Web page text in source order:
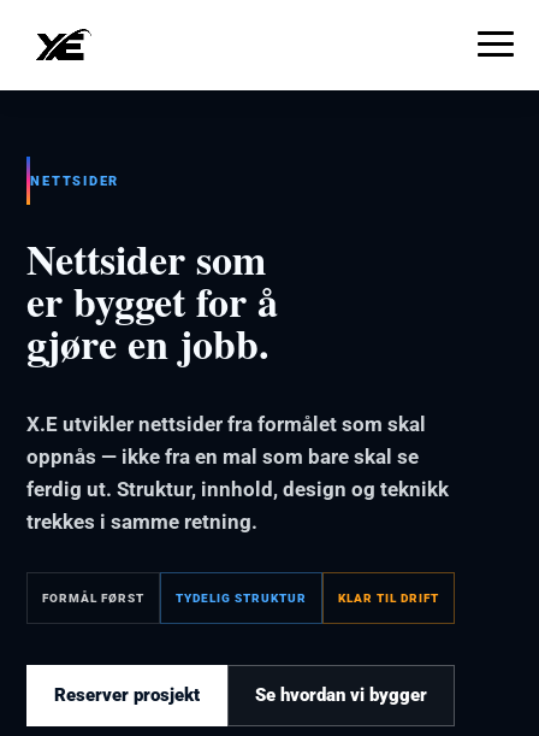
NETTSIDER
Nettsider som
er bygget for å
gjøre en jobb.
X.E utvikler nettsider fra formålet som skal
oppnås — ikke fra en mal som bare skal se
ferdig ut. Struktur, innhold, design og teknikk
trekkes i samme retning.
FORMÅL FØRST TYDELIG STRUKTUR KLAR TIL DRIFT
Reserver prosjekt Se hvordan vi bygger